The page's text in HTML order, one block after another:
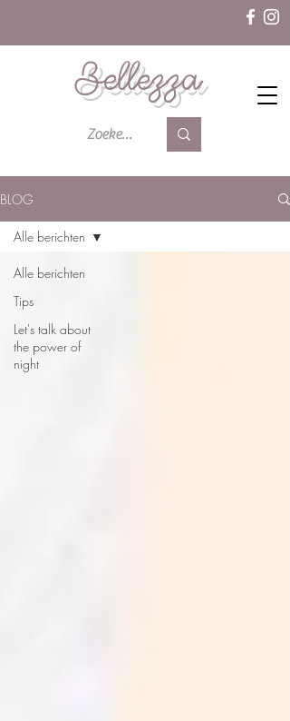
Bellezza
BLOG
Alle berichten
Tips
Let's talk about
the power of
night
Alle berichten